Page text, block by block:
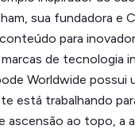
sua fundadora e
para
de tecnologia
Worldwide
está trabalhando
ascensão ao topo, a